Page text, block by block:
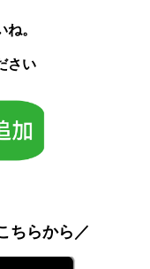
。
さい
ちらから／